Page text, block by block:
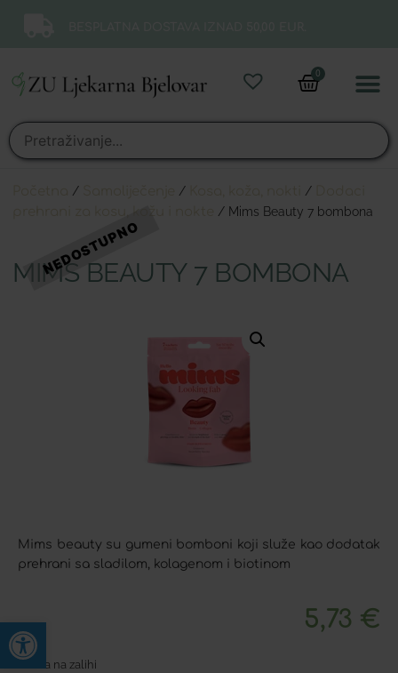
Open toolbar
0
/ / /
/ Mims Beauty 7 bombona
MIMS BEAUTY 7 BOMBONA
Mims beauty su gumeni bomboni koji služe kao dodatak
prehrani sa sladilom, kolagenom i biotinom
5,73 €
Nema na zalihi